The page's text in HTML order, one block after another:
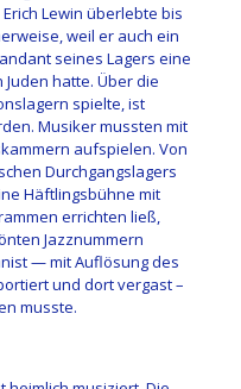
Lewin überlebte bis
weil er auch ein
seines Lagers eine
hatte. Über die
spielte, ist
Musiker mussten mit
aufspielen. Von
Durchgangslagers
Häftlingsbühne mit
errichten ließ,
Jazznummern
— mit Auflösung des
und dort vergast –
musste.